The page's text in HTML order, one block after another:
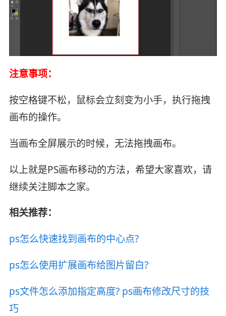
注意事项：
按空格键不松，鼠标会立刻变为小手，执行拖拽
画布的操作。
当画布全屏展示的时候，无法拖拽画布。
以上就是PS画布移动的方法，希望大家喜欢，请
继续关注脚本之家。
相关推荐：
ps怎么快速找到画布的中心点?
ps怎么使用扩展画布给图片留白?
ps文件怎么添加指定高度? ps画布修改尺寸的技
巧